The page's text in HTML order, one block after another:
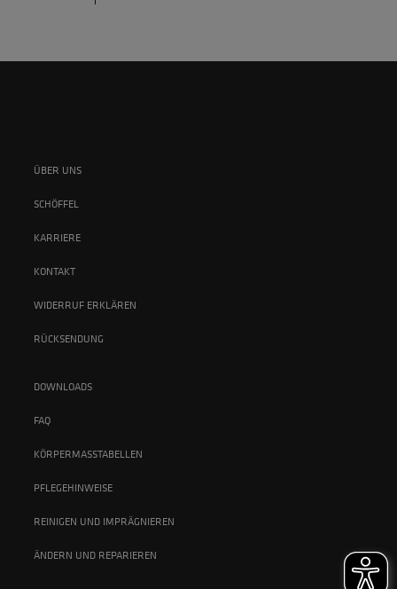
ÜBER UNS
SCHÖFFEL
KARRIERE
KONTAKT
WIDERRUF ERKLÄREN
RÜCKSENDUNG
DOWNLOADS
FAQ
KÖRPERMASSTABELLEN
PFLEGEHINWEISE
REINIGEN UND IMPRÄGNIEREN
ÄNDERN UND REPARIEREN